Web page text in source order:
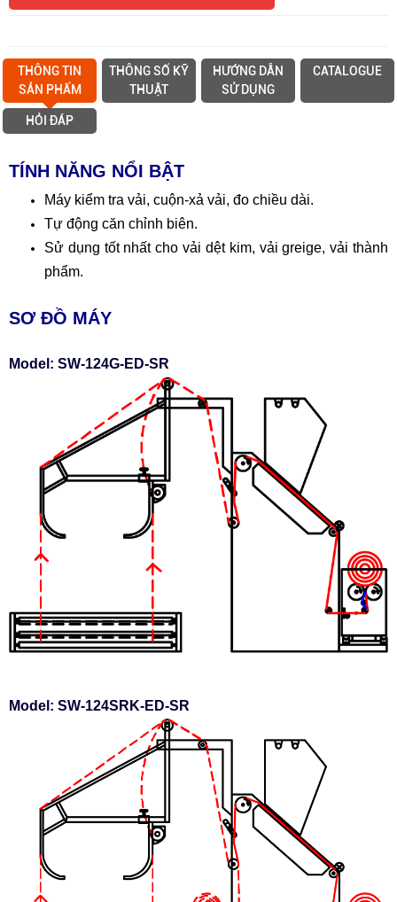
THÔNG TIN
SẢN PHẨM
THÔNG SỐ KỸ
THUẬT
HƯỚNG DẪN
SỬ DỤNG
CATALOGUE
HỎI ĐÁP
TÍNH NĂNG NỔI BẬT
Máy kiểm tra vải, cuộn-xả vải, đo chiều dài.
Tự động căn chỉnh biên.
Sử dụng tốt nhất cho vải dệt kim, vải greige, vải thành
phẩm.
SƠ ĐỒ MÁY
Model: SW-124G-ED-SR
Model: SW-124SRK-ED-SR